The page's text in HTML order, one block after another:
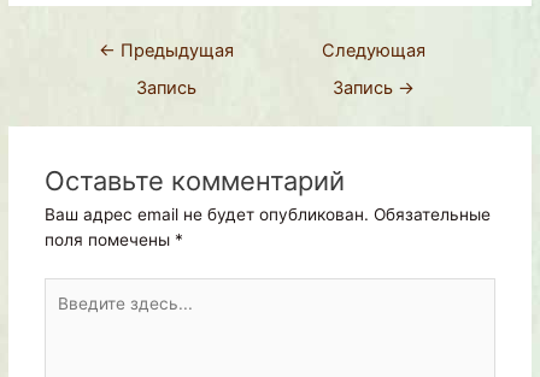
← Предыдущая
Запись
Следующая
Запись →
Оставьте комментарий
Ваш адрес email не будет опубликован. Обязательные
поля помечены *
здесь...